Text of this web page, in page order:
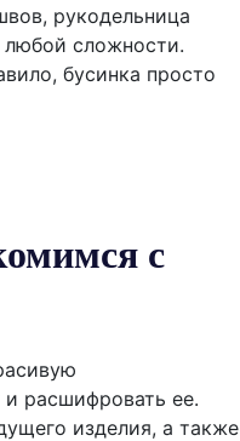
рукодельница
сложности.
бусинка просто
с
расшифровать ее.
изделия, а также